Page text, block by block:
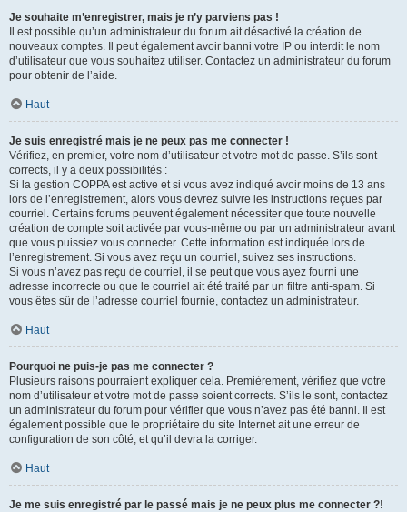
Je souhaite m’enregistrer, mais je n’y parviens pas !
Il est possible qu’un administrateur du forum ait désactivé la création de
nouveaux comptes. Il peut également avoir banni votre IP ou interdit le nom
d’utilisateur que vous souhaitez utiliser. Contactez un administrateur du forum
pour obtenir de l’aide.
Haut
Je suis enregistré mais je ne peux pas me connecter !
Vérifiez, en premier, votre nom d’utilisateur et votre mot de passe. S’ils sont
corrects, il y a deux possibilités :
Si la gestion COPPA est active et si vous avez indiqué avoir moins de 13 ans
lors de l’enregistrement, alors vous devrez suivre les instructions reçues par
courriel. Certains forums peuvent également nécessiter que toute nouvelle
création de compte soit activée par vous-même ou par un administrateur avant
que vous puissiez vous connecter. Cette information est indiquée lors de
l’enregistrement. Si vous avez reçu un courriel, suivez ses instructions.
Si vous n’avez pas reçu de courriel, il se peut que vous ayez fourni une
adresse incorrecte ou que le courriel ait été traité par un filtre anti-spam. Si
vous êtes sûr de l’adresse courriel fournie, contactez un administrateur.
Haut
Pourquoi ne puis-je pas me connecter ?
Plusieurs raisons pourraient expliquer cela. Premièrement, vérifiez que votre
nom d’utilisateur et votre mot de passe soient corrects. S’ils le sont, contactez
un administrateur du forum pour vérifier que vous n’avez pas été banni. Il est
également possible que le propriétaire du site Internet ait une erreur de
configuration de son côté, et qu’il devra la corriger.
Haut
Je me suis enregistré par le passé mais je ne peux plus me connecter ?!